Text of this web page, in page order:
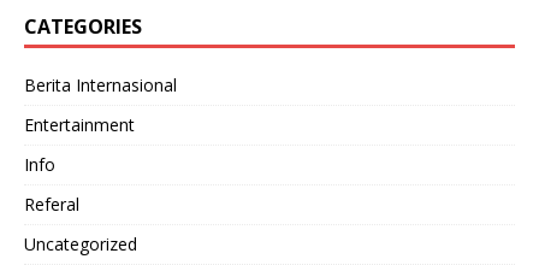
CATEGORIES
Berita Internasional
Entertainment
Info
Referal
Uncategorized